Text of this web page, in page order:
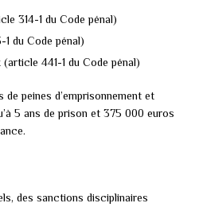
314-1 du Code pénal)
1 du Code pénal)
(article 441-1 du Code pénal)
peines d’emprisonnement et
5 ans de prison et 375 000 euros
des sanctions disciplinaires